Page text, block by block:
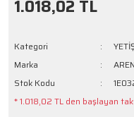
1.018,02 TL
Kategori
Marka
Stok Kodu
* 1.018,02 TL den başlayan